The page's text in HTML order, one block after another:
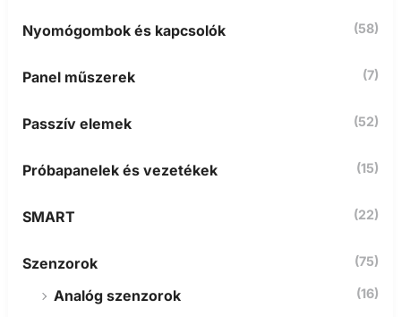
Nyomógombok és kapcsolók (58)
Panel műszerek (7)
Passzív elemek (52)
Próbapanelek és vezetékek (15)
SMART (22)
Szenzorok (75)
Analóg szenzorok (16)